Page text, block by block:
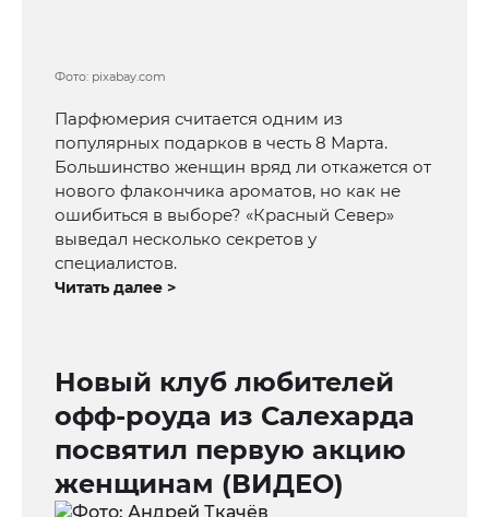
Фото: pixabay.com
Парфюмерия считается одним из
популярных подарков в честь 8 Марта.
Большинство женщин вряд ли откажется от
нового флакончика ароматов, но как не
ошибиться в выборе? «Красный Север»
выведал несколько секретов у
специалистов.
Читать далее >
Новый клуб любителей
офф-роуда из Салехарда
посвятил первую акцию
женщинам (ВИДЕО)